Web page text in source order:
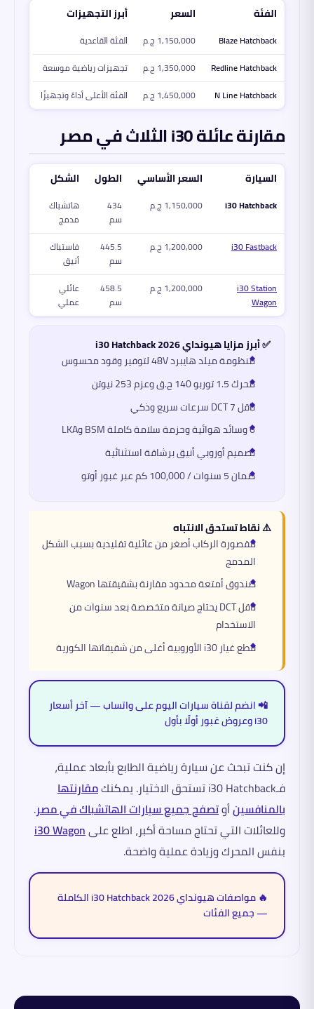
الفئة السعر أبرز التجهيزات
Blaze Hatchback 1,150,000 ج.م
الفئة القاعدية
Redline Hatchback
1,350,000 ج.م
تجهيزات رياضية موسعة
N Line Hatchback
1,450,000 ج.م الفئة الأعلى أداءً وتجهيزًا
مقارنة عائلة i30 الثلاث في مصر
السيارة السعر الأساسي الطول الشكل
i30 Hatchback 1,150,000 ج.م
434
سم
هاتشباك
مدمج
i30 Fastback
1,200,000 ج.م
445.5
سم
فاستباك
أنيق
i30 Station
Wagon
1,200,000 ج.م
458.5
سم
عائلي
عملي
✅ أبرز مزايا هيونداي i30 Hatchback 2026
منظومة ميلد هايبرد 48V لتوفير وقود محسوس
محرك 1.5 توربو 140 ح.ق وعزم 253 نيوتن
ناقل DCT 7 سرعات سريع وذكي
6 وسائد هوائية وحزمة سلامة كاملة BSM وLKA
تصميم أوروبي أنيق برشاقة استثنائية
ضمان 5 سنوات / 100,000 كم عبر غبور أوتو
⚠️ نقاط تستحق الانتباه
مقصورة الركاب أصغر من عائلية تقليدية بسبب الشكل
المدمج
صندوق أمتعة محدود مقارنة بشقيقتها Wagon
ناقل DCT يحتاج صيانة متخصصة بعد سنوات من
الاستخدام
قطع غيار i30 الأوروبية أغلى من شقيقاتها الكورية
📲 انضم لقناة سيارات اليوم على واتساب — آخر أسعار
i30 وعروض غبور أولًا بأول
إن كنت تبحث عن سيارة رياضية الطابع بأبعاد عملية،
فـi30 Hatchback تستحق الاختيار. يمكنك
مقارنتها
بالمنافسينأوتصفح جميع سيارات الهاتشباك في مصر.
وللعائلات التي تحتاج مساحة أكبر، اطلع علىi30 Wagon
بنفس المحرك وزيادة عملية واضحة.
🔥 مواصفات هيونداي i30 Hatchback 2026 الكاملة
— جميع الفئات